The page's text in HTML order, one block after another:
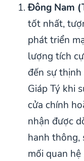
Đông Nam
tốt nhất,
phát triển
lượng tích
đến sự
Giáp Tý khi
cửa chính
nhận được
hanh thông,
mối quan